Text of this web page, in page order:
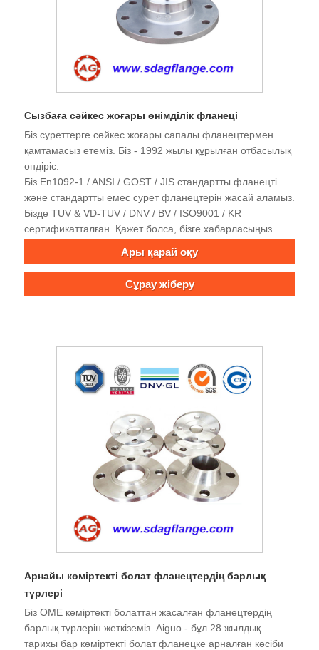
Сызбаға сәйкес жоғары өнімділік фланеці
Біз суреттерге сәйкес жоғары сапалы фланецтермен
қамтамасыз етеміз. Біз - 1992 жылы құрылған отбасылық
өндіріс.
Біз En1092-1 / ANSI / GOST / JIS стандартты фланецті
және стандартты емес сурет фланецтерін жасай аламыз.
Бізде TUV & VD-TUV / DNV / BV / ISO9001 / KR
сертификатталған. Қажет болса, бізге хабарласыңыз.
Ары қарай оқу
Сұрау жіберу
Арнайы көміртекті болат фланецтердің барлық
түрлері
Біз OME көміртекті болаттан жасалған фланецтердің
барлық түрлерін жеткіземіз. Aiguo - бұл 28 жылдық
тарихы бар көміртекті болат фланецке арналған кәсіби